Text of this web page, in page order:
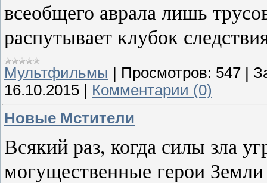
всеобщего аврала лишь
распутывает клубок
Мультфильмы | Просмотров: 547 |
16.10.2015 | Комментарии (0)
Новые Мстители
Всякий раз, когда силы зла
могущественные герои